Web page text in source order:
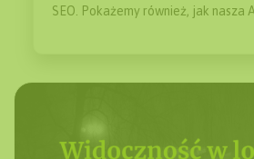
SEO. Pokażemy również, jak nasza